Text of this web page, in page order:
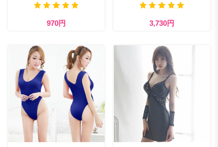
970円 3,730円